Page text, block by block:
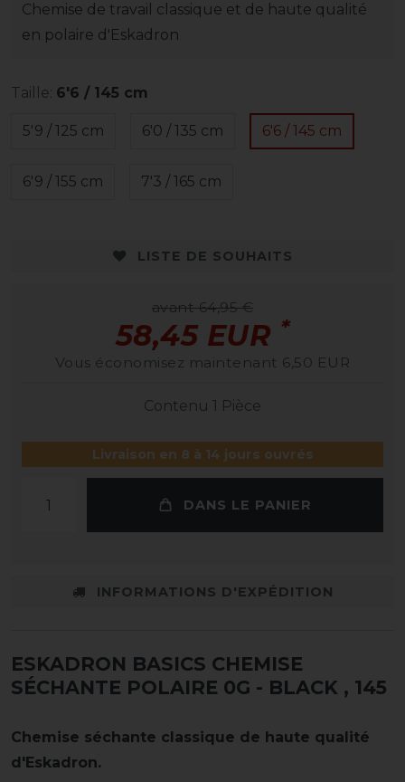
Chemise de travail classique et de haute qualité
en polaire d'Eskadron
Taille: 6'6 / 145 cm
5'9 / 125 cm 6'0 / 135 cm 6'6 / 145 cm
6'9 / 155 cm 7'3 / 165 cm
LISTE DE SOUHAITS
avant 64,95 €
58,45 EUR *
Vous économisez maintenant 6,50 EUR
Contenu 1 Pièce
Livraison en 8 à 14 jours ouvrés
DANS LE PANIER
INFORMATIONS D'EXPÉDITION
ESKADRON BASICS CHEMISE
SÉCHANTE POLAIRE 0G - BLACK , 145
Chemise séchante classique de haute qualité
d'Eskadron.